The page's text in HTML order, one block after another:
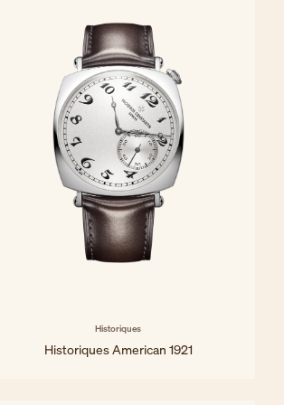
Historiques
Historiques American 1921